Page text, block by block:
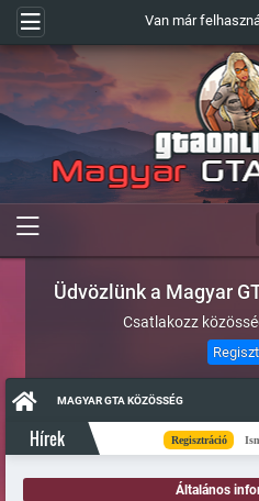
Van már
Üdvözlünk a Magyar
Csatlakozz
MAGYAR GTA KÖZÖSSÉG
Hírek Regisztráció
Általános